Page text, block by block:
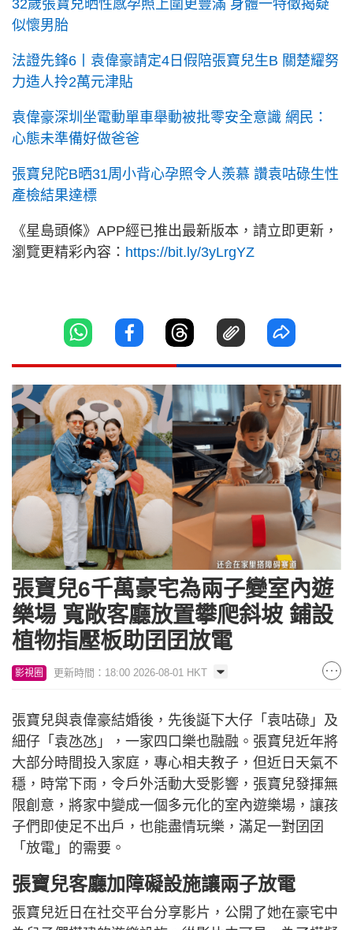
32歲張寶兒晒性感孕照上圍更豐滿 身體一特徵揭疑
似懷男胎
法證先鋒6丨袁偉豪請定4日假陪張寶兒生B 關楚耀努
力造人拎2萬元津貼
袁偉豪深圳坐電動單車舉動被批零安全意識 網民：
心態未準備好做爸爸
張寶兒陀B晒31周小背心孕照令人羨慕 讚袁咕碌生性
產檢結果達標
《星島頭條》APP經已推出最新版本，請立即更新，
瀏覽更精彩內容： https://bit.ly/3yLrgYZ
張寶兒6千萬豪宅為兩子變室內遊
樂場 寬敞客廳放置攀爬斜坡 鋪設
植物指壓板助囝囝放電
影視圈 更新時間：18:00 2026-08-01 HKT
張寶兒與袁偉豪結婚後，先後誕下大仔「袁咕碌」及
細仔「袁氹氹」，一家四口樂也融融。張寶兒近年將
大部分時間投入家庭，專心相夫教子，但近日天氣不
穩，時常下雨，令戶外活動大受影響，張寶兒發揮無
限創意，將家中變成一個多元化的室內遊樂場，讓孩
子們即使足不出戶，也能盡情玩樂，滿足一對囝囝
「放電」的需要。
張寶兒客廳加障礙設施讓兩子放電
張寶兒近日在社交平台分享影片，公開了她在豪宅中